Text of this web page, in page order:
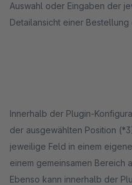
Auswahl oder Eingaben der
Detailansicht einer
Innerhalb der Plugin-
der ausgewählten Position (*3) festgelegt werden, ob das
jeweilige Feld in einem eigenen Bereich oder alle
einem gemeinsamen Bereich angezeigt werden sollen.
Ebenso kann innerhalb der